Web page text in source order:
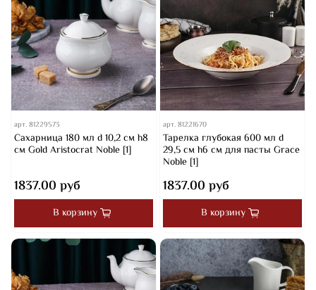
арт.81229573
Сахарница 180 мл d 10,2 см h8
см Gold Aristocrat Noble [1]
1837.00 руб
В корзину
арт.81221670
Тарелка глубокая 600 мл d
29,5 см h6 см для пасты Grace
Noble [1]
1837.00 руб
В корзину